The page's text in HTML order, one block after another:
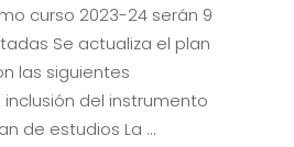
curso 2023-24 serán 9
Se actualiza el plan
las siguientes
inclusión del instrumento
de estudios La